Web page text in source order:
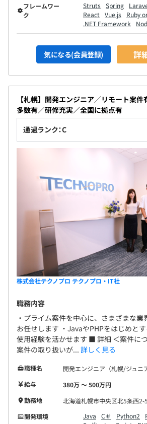
フレームワー
ク
Struts Spring
React
Vue.js
Ruby
.NET Framework
気になる(会員登録) 詳
【札幌】開発エンジニア／リモート案
多数有／研修充実／全国に拠点有
通過ランク：C
株式会社テクノプロ テクノプロ・IT社
職務内容
・プライム案件を中心に、さまざまな
お任せします ・JavaやPHPをはじめと
使用経験を活かせます ■ 詳細 ＜案件に
案件の取り扱いが... 詳しく見る
職種名
開発エンジニア（札幌/ジュニ
給与
380万 〜 500万円
勤務地
北海道札幌市中央区北5条西2-5
開発環境
Java C＃ Python2